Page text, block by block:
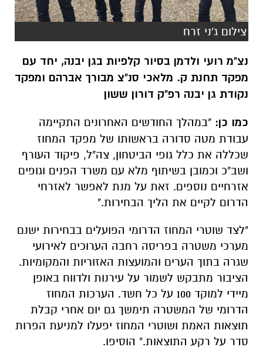
צילום ג'ני זרח
נצ"מ רועי ולדמן בסיור קלפיות בגן יבנה, יחד עם
מפקד תחנת ק. מלאכי סנ"צ מבורך אברהם ומפקד
נקודת גן יבנה רפ"ק דורון ששון
כמו כן: "במהלך החודשים האחרונים התקיימה
עבודת מטה סדורה בראשותו של מפקד המחוז
שכללה את כלל גופי הביטחון, צה"ל, פיקוד העורף
ושב"כ וכמובן בשיתוף מלא עם משרד הפנים וגופים
אזרחיים נוספים. זאת על מנת לאפשר לאזרחי
הדרום לקיים את הליך הבחירות."
"לצד שוטרי המחוז הדרומי הפועלים בבחירות ישנם
מערכי משטרה בפריסה רחבה הערוכים לאירועי
שגרה בתוך הערים והמועצות האזוריות והמקומיות.
הציבור מתבקש לשמור על עירנות ולדווח באופן
מיידי למוקד 100 על כל חשד. הערכות המחוז
הדרומי של המשטרה תימשך גם יום אחרי קבלת
תוצאות האמת ושוטרי המחוז יפעלו למניעת הפרות
סדר על רקע התוצאות." הוסיפו.